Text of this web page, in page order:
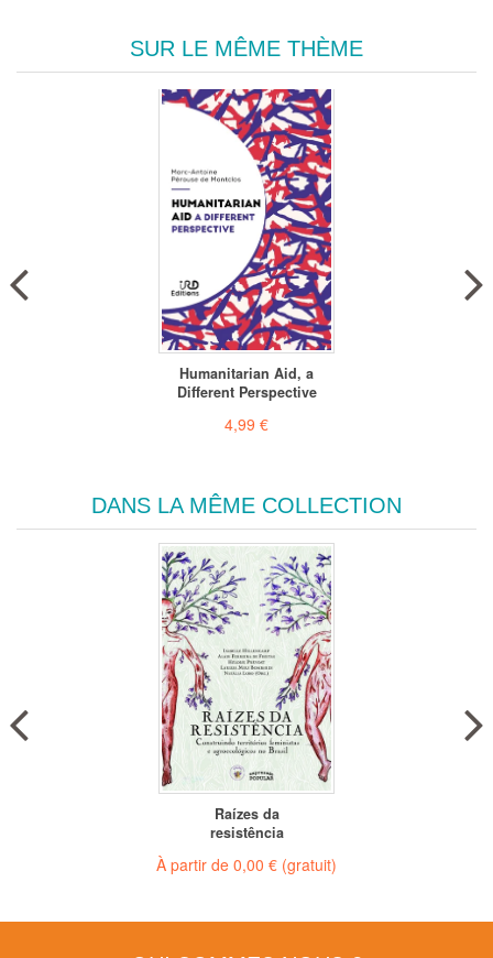
SUR LE MÊME THÈME
Humanitarian Aid, a
Different Perspective
4,99 €
DANS LA MÊME COLLECTION
Raízes da
resistência
À partir de 0,00 € (gratuit)